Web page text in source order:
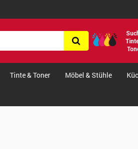
Tinte & Toner Möbel & Stühle